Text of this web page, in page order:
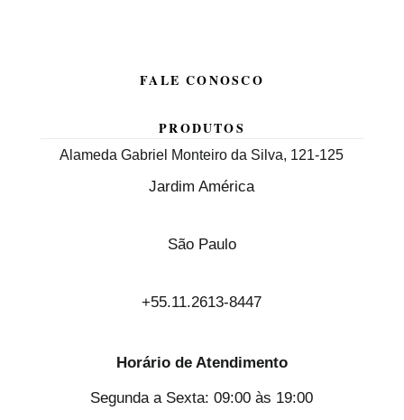
FALE CONOSCO
PRODUTOS
Alameda Gabriel Monteiro da Silva, 121-125
Jardim América
São Paulo
+55.11.2613-8447
Horário de Atendimento
Segunda a Sexta: 09:00 às 19:00